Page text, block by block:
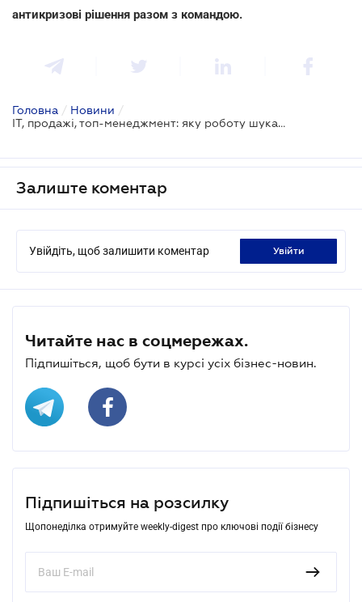
антикризові рішення разом з командою.
Головна / Новини /
ІТ, продажі, топ-менеджмент: яку роботу шукають українці
Залиште коментар
Увійдіть, щоб залишити коментар увійти
Читайте нас в соцмережах.
Підпишіться, щоб бути в курсі усіх бізнес-новин.
Підпишіться на розсилку
Щопонеділка отримуйте weekly-digest про ключові події бізнесу